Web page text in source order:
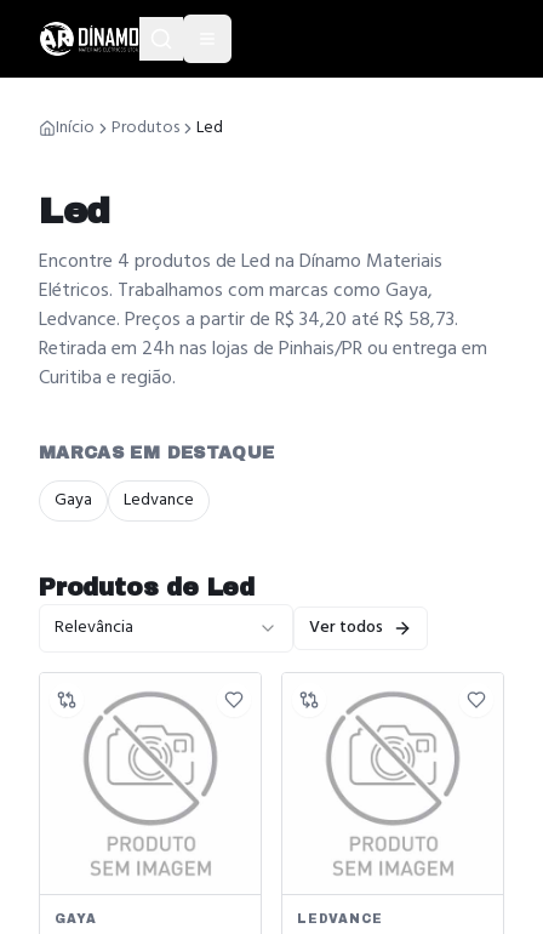
Início Produtos Led
Led
Encontre 4 produtos de Led na Dínamo Materiais
Elétricos. Trabalhamos com marcas como Gaya,
Ledvance. Preços a partir de R$ 34,20 até R$ 58,73.
Retirada em 24h nas lojas de Pinhais/PR ou entrega em
Curitiba e região.
MARCAS EM DESTAQUE
Gaya Ledvance
Produtos de Led
Relevância Ver todos
GAYA LEDVANCE